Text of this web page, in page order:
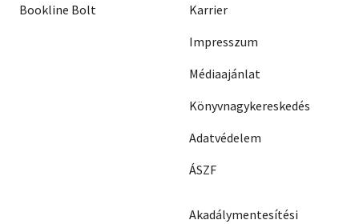
Bookline Bolt
Karrier
Impresszum
Médiaajánlat
Könyvnagykereskedés
Adatvédelem
ÁSZF
Akadálymentesítési